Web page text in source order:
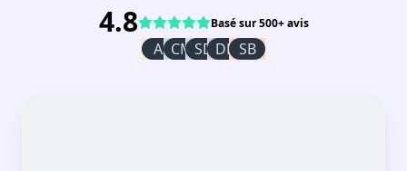
4.8 Basé sur 500+ avis
AI CM SD DR SB